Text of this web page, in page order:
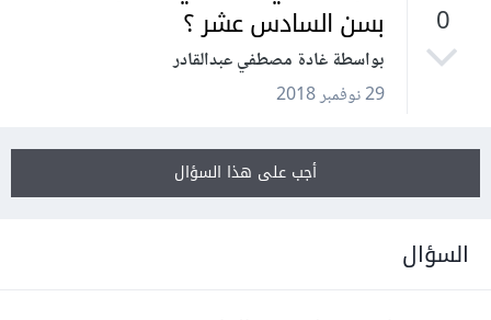
0
بسن السادس عشر ؟
بواسطة غادة مصطفي عبدالقادر
29 نوفمبر 2018
أجب على هذا السؤال
السؤال